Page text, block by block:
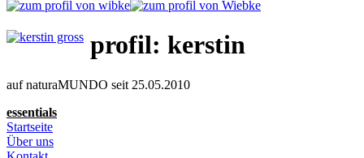
profil: kerstin
auf naturaMUNDO seit 25.05.2010
essentials
Startseite
Über uns